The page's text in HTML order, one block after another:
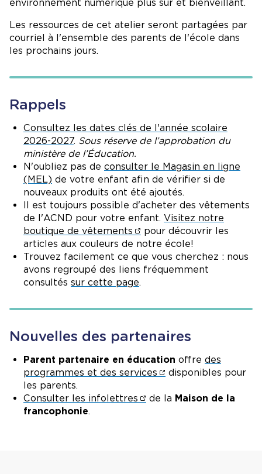
environnement numérique plus sûr et bienveillant.
Les ressources de cet atelier seront partagées par
courriel à l'ensemble des parents de l'école dans
les prochains jours.
Rappels
Consultez les dates clés de l'année scolaire
2026-2027. Sous réserve de l’approbation du
ministère de l’Éducation.
N'oubliez pas de consulter le Magasin en ligne
(MEL) de votre enfant afin de vérifier si de
nouveaux produits ont été ajoutés.
Il est toujours possible d'acheter des vêtements
de l'ACND pour votre enfant. Visitez notre
boutique de vêtements
pour découvrir les
articles aux couleurs de notre école!
Trouvez facilement ce que vous cherchez : nous
avons regroupé des liens fréquemment
consultés sur cette page.
Nouvelles des partenaires
Parent partenaire en éducation offre des
programmes et des services
disponibles pour
les parents.
Consulter les infolettres
de la Maison de la
francophonie.